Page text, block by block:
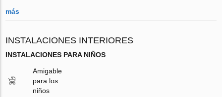
más
INSTALACIONES INTERIORES
INSTALACIONES PARA NIÑOS
Amigable
para los
niños